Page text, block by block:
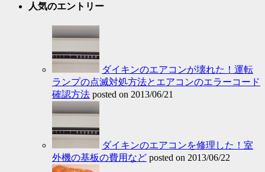
人気のエントリー
ダイキンのエアコンが壊れた！運転
ランプの点滅対処方法とエアコンのエラーコード
確認方法 posted on 2013/06/21
ダイキンのエアコンを修理した！室
外機の基板の費用など posted on 2013/06/22